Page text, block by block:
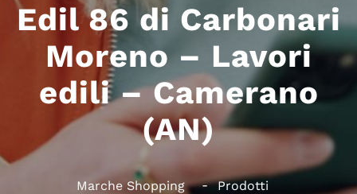
Edil 86 di Carbonari
Moreno – Lavori
edili – Camerano
(AN)
Marche Shopping Prodotti